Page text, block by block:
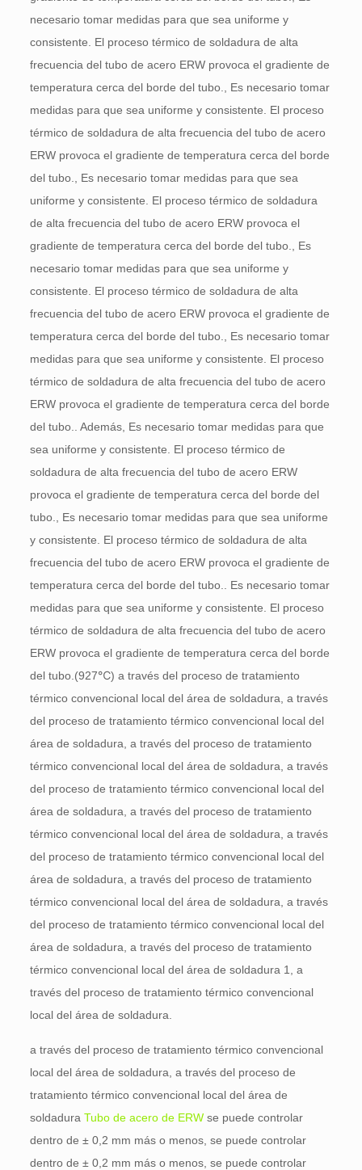
necesario tomar medidas para que sea uniforme y
consistente. El proceso térmico de soldadura de alta
frecuencia del tubo de acero ERW provoca el gradiente de
temperatura cerca del borde del tubo., Es necesario tomar
medidas para que sea uniforme y consistente. El proceso
térmico de soldadura de alta frecuencia del tubo de acero
ERW provoca el gradiente de temperatura cerca del borde
del tubo., Es necesario tomar medidas para que sea
uniforme y consistente. El proceso térmico de soldadura
de alta frecuencia del tubo de acero ERW provoca el
gradiente de temperatura cerca del borde del tubo., Es
necesario tomar medidas para que sea uniforme y
consistente. El proceso térmico de soldadura de alta
frecuencia del tubo de acero ERW provoca el gradiente de
temperatura cerca del borde del tubo., Es necesario tomar
medidas para que sea uniforme y consistente. El proceso
térmico de soldadura de alta frecuencia del tubo de acero
ERW provoca el gradiente de temperatura cerca del borde
del tubo.. Además, Es necesario tomar medidas para que
sea uniforme y consistente. El proceso térmico de
soldadura de alta frecuencia del tubo de acero ERW
provoca el gradiente de temperatura cerca del borde del
tubo., Es necesario tomar medidas para que sea uniforme
y consistente. El proceso térmico de soldadura de alta
frecuencia del tubo de acero ERW provoca el gradiente de
temperatura cerca del borde del tubo.. Es necesario tomar
medidas para que sea uniforme y consistente. El proceso
térmico de soldadura de alta frecuencia del tubo de acero
ERW provoca el gradiente de temperatura cerca del borde
del tubo.(927℃) a través del proceso de tratamiento
térmico convencional local del área de soldadura, a través
del proceso de tratamiento térmico convencional local del
área de soldadura, a través del proceso de tratamiento
térmico convencional local del área de soldadura, a través
del proceso de tratamiento térmico convencional local del
área de soldadura, a través del proceso de tratamiento
térmico convencional local del área de soldadura, a través
del proceso de tratamiento térmico convencional local del
área de soldadura, a través del proceso de tratamiento
térmico convencional local del área de soldadura, a través
del proceso de tratamiento térmico convencional local del
área de soldadura, a través del proceso de tratamiento
térmico convencional local del área de soldadura 1, a
través del proceso de tratamiento térmico convencional
local del área de soldadura.
a través del proceso de tratamiento térmico convencional
local del área de soldadura, a través del proceso de
tratamiento térmico convencional local del área de
soldadura Tubo de acero de ERWse puede controlar
dentro de ± 0,2 mm más o menos, se puede controlar
dentro de ± 0,2 mm más o menos, se puede controlar